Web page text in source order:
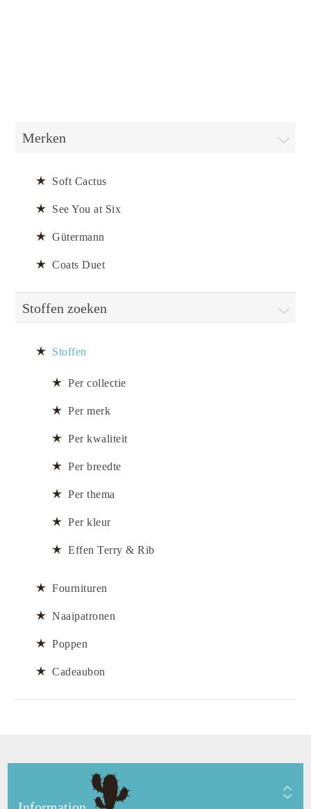
Merken
Soft Cactus
See You at Six
Gütermann
Coats Duet
Stoffen zoeken
Stoffen
Per collectie
Per merk
Per kwaliteit
Per breedte
Per thema
Per kleur
Effen Terry & Rib
Fournituren
Naaipatronen
Poppen
Cadeaubon